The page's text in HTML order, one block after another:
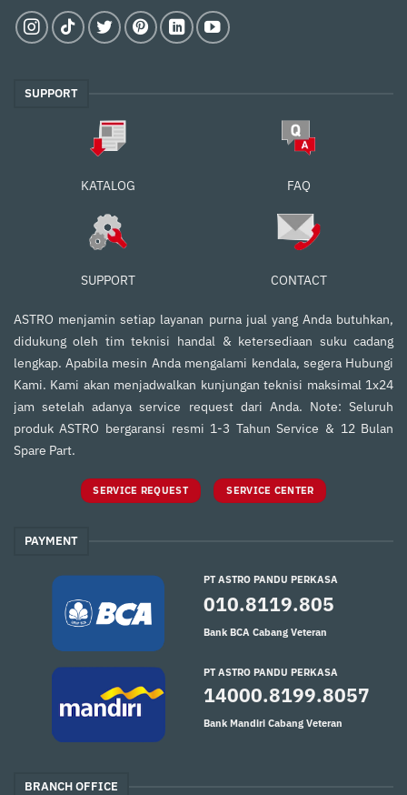
SUPPORT
KATALOG FAQ
SUPPORT CONTACT
ASTRO menjamin setiap layanan purna jual yang Anda butuhkan,
didukung oleh tim teknisi handal & ketersediaan suku cadang
lengkap. Apabila mesin Anda mengalami kendala, segera Hubungi
Kami. Kami akan menjadwalkan kunjungan teknisi maksimal 1x24
jam setelah adanya service request dari Anda. Note: Seluruh
produk ASTRO bergaransi resmi 1-3 Tahun Service & 12 Bulan
Spare Part.
SERVICE REQUEST SERVICE CENTER
PAYMENT
PT ASTRO PANDU PERKASA
010.8119.805
Bank BCA Cabang Veteran
PT ASTRO PANDU PERKASA
14000.8199.8057
Bank Mandiri Cabang Veteran
BRANCH OFFICE